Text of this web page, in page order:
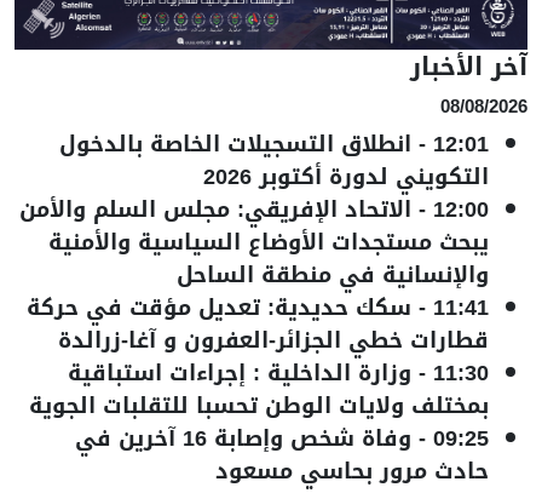
آخر الأخبار
08/08/2026
12:01
- انطلاق التسجيلات الخاصة بالدخول
التكويني لدورة أكتوبر 2026
12:00
- الاتحاد الإفريقي: مجلس السلم والأمن
يبحث مستجدات الأوضاع السياسية والأمنية
والإنسانية في منطقة الساحل
11:41
- سكك حديدية: تعديل مؤقت في حركة
قطارات خطي الجزائر-العفرون و آغا-زرالدة
11:30
- وزارة الداخلية : إجراءات استباقية
بمختلف ولايات الوطن تحسبا للتقلبات الجوية
09:25
- وفاة شخص وإصابة 16 آخرين في
حادث مرور بحاسي مسعود